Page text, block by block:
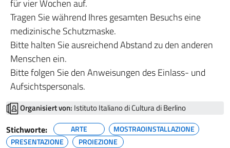
für vier Wochen auf.
Tragen Sie während Ihres gesamten Besuchs eine
medizinische Schutzmaske.
Bitte halten Sie ausreichend Abstand zu den anderen
Menschen ein.
Bitte folgen Sie den Anweisungen des Einlass- und
Aufsichtspersonals.
Organisiert von: Istituto Italiano di Cultura di Berlino
Stichworte: ARTE
MOSTRAOINSTALLAZIONE
PRESENTAZIONE
PROIEZIONE